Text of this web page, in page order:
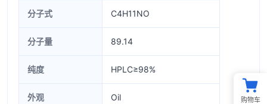
分子式 C4H11NO
分子量 89.14
纯度 HPLC≥98%
外观 Oil 购物车